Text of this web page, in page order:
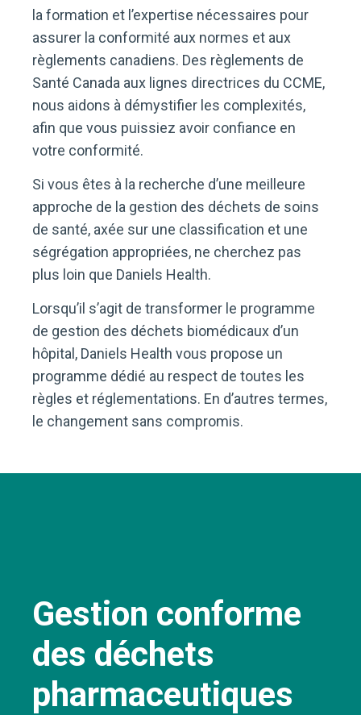
la formation et l’expertise nécessaires pour
assurer la conformité aux normes et aux
règlements canadiens. Des règlements de
Santé Canada aux lignes directrices du CCME,
nous aidons à démystifier les complexités,
afin que vous puissiez avoir confiance en
votre conformité.
Si vous êtes à la recherche d’une meilleure
approche de la gestion des déchets de soins
de santé, axée sur une classification et une
ségrégation appropriées, ne cherchez pas
plus loin que Daniels Health.
Lorsqu’il s’agit de transformer le programme
de gestion des déchets biomédicaux d’un
hôpital, Daniels Health vous propose un
programme dédié au respect de toutes les
règles et réglementations. En d’autres termes,
le changement sans compromis.
Gestion conforme
des déchets
pharmaceutiques